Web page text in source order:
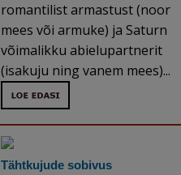
romantilist armastust (noor
mees või armuke) ja Saturn
võimalikku abielupartnerit
(isakuju ning vanem mees)...
Tähtkujude sobivus